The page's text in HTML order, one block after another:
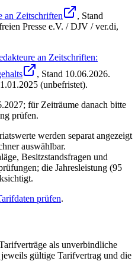
an Zeitschriften
, Stand
Presse e.V. / DJV / ver.di,
an Zeitschriften:
, Stand 10.06.2026.
(unbefristet).
für Zeiträume danach bitte
prüfen.
werden separat angezeigt
auswählbar.
Besitzstandsfragen und
die Jahresleistung (95
prüfen.
als unverbindliche
gültige Tarifvertrag und die